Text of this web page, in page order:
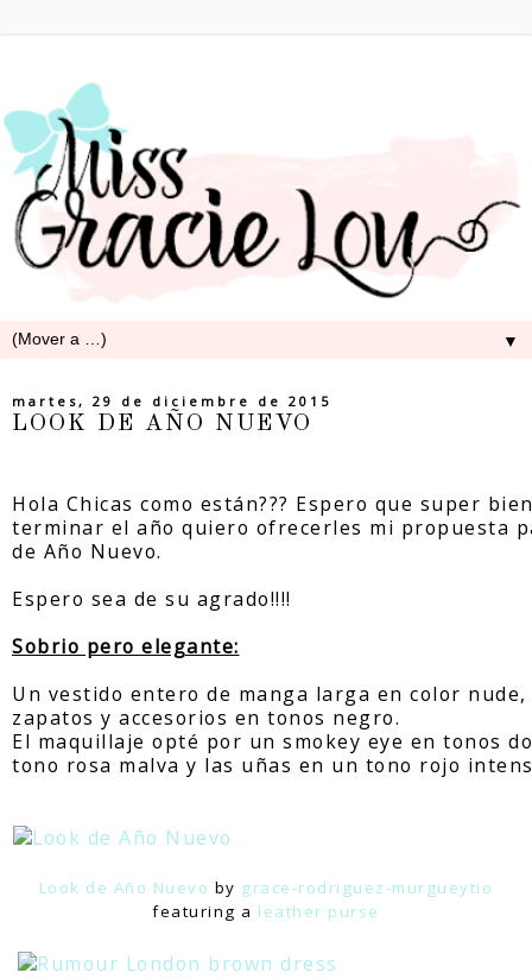
▼
martes, 29 de diciembre de 2015
LOOK DE AÑO NUEVO
Hola Chicas como están??? Espero que super
terminar el año quiero ofrecerles mi propuesta
de Año Nuevo.
Espero sea de su agrado!!!!
Sobrio pero elegante:
Un vestido entero de manga larga en color
zapatos y accesorios en tonos negro.
El maquillaje opté por un smokey eye en tonos
tono rosa malva y las uñas en un tono rojo
Look de Año Nuevo by grace-rodriguez-murgueytio
featuring a leather purse